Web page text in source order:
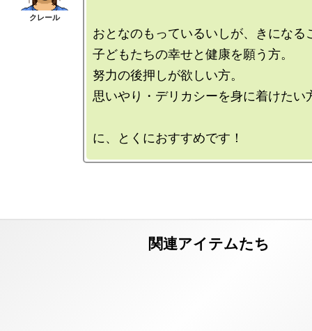
おとなのもっているいしが、きになる
子どもたちの幸せと健康を願う方。
努力の後押しが欲しい方。
思いやり・デリカシーを身に着けたい